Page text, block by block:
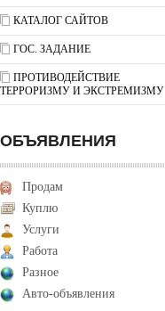
КАТАЛОГ САЙТОВ
ГОС. ЗАДАНИЕ
ПРОТИВОДЕЙСТВИЕ
ТЕРРОРИЗМУ И ЭКСТРЕМИЗМУ
ОБЪЯВЛЕНИЯ
Продам
Куплю
Услуги
Работа
Разное
Авто-объявления